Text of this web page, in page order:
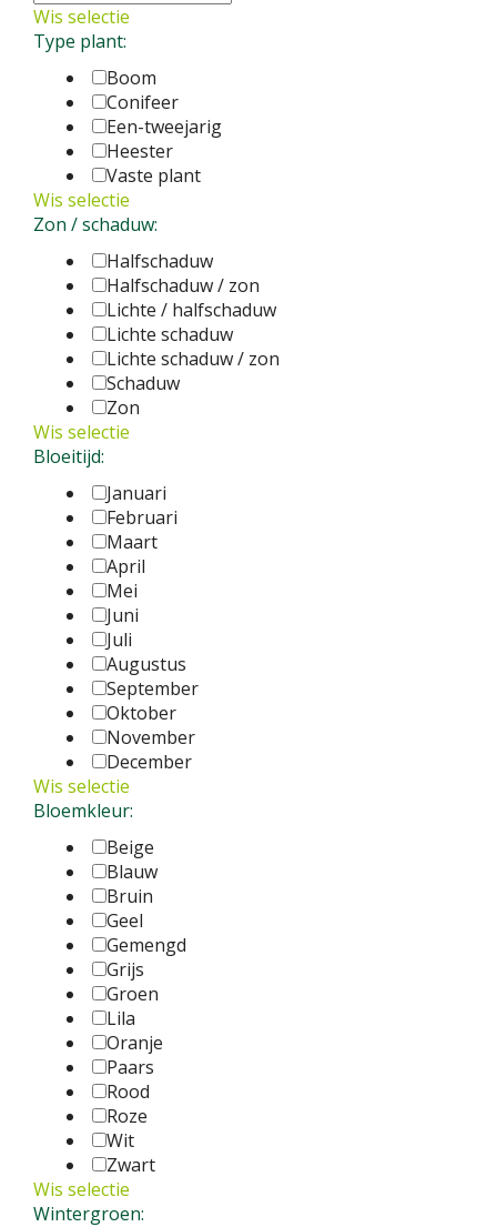
Wis selectie
Type plant:
Boom
Conifeer
Een-tweejarig
Heester
Vaste plant
Wis selectie
Zon / schaduw:
Halfschaduw
Halfschaduw / zon
Lichte / halfschaduw
Lichte schaduw
Lichte schaduw / zon
Schaduw
Zon
Wis selectie
Bloeitijd:
Januari
Februari
Maart
April
Mei
Juni
Juli
Augustus
September
Oktober
November
December
Wis selectie
Bloemkleur:
Beige
Blauw
Bruin
Geel
Gemengd
Grijs
Groen
Lila
Oranje
Paars
Rood
Roze
Wit
Zwart
Wis selectie
Wintergroen: